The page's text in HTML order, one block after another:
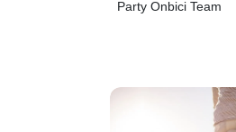
Party Onbici Team